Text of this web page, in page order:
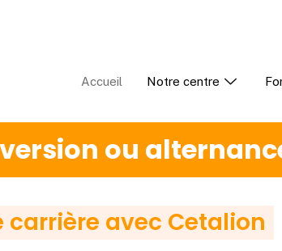
Accueil Notre centre
ou
carrière avec Cetalion